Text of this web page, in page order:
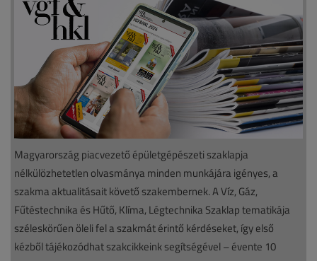
Magyarország piacvezető épületgépészeti szaklapja
nélkülözhetetlen olvasmánya minden munkájára igényes, a
szakma aktualitásait követő szakembernek. A Víz, Gáz,
Fűtéstechnika és Hűtő, Klíma, Légtechnika Szaklap tematikája
széleskörűen öleli fel a szakmát érintő kérdéseket, így első
kézből tájékozódhat szakcikkeink segítségével – évente 10